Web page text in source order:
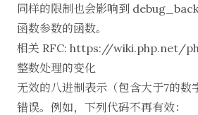
同样的限制也会影响到
函数参数的函数。
相关 RFC: https://wiki.php.net/
整数处理的变化
无效的八进制表示（包含大于7的数
错误。例如，下列代码不再有效：